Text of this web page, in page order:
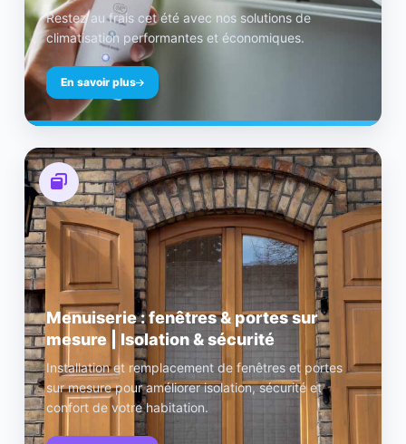
Restez au frais cet été avec nos solutions de
climatisation performantes et économiques.
En savoir plus
Menuiserie : fenêtres & portes sur
mesure | Isolation & sécurité
Installation et remplacement de fenêtres et portes
sur mesure pour améliorer isolation, sécurité et
confort de votre habitation.